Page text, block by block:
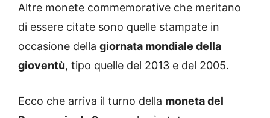
Altre monete commemorative che meritano
di essere citate sono quelle stampate in
occasione della giornata mondiale della
gioventù, tipo quelle del 2013 e del 2005.
Ecco che arriva il turno della moneta del